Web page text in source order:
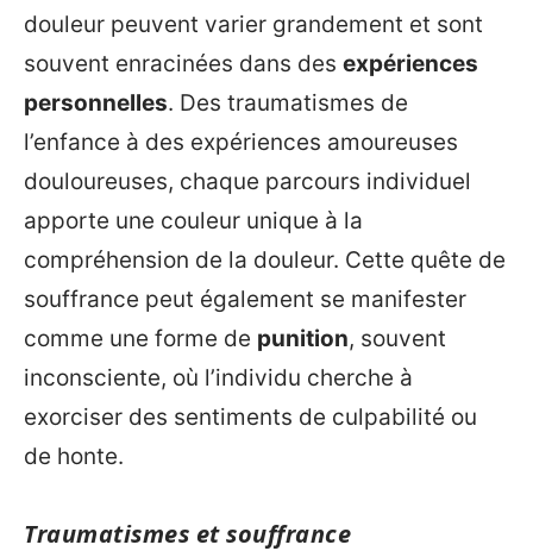
douleur peuvent varier grandement et sont
souvent enracinées dans des expériences
personnelles. Des traumatismes de
l’enfance à des expériences amoureuses
douloureuses, chaque parcours individuel
apporte une couleur unique à la
compréhension de la douleur. Cette quête de
souffrance peut également se manifester
comme une forme de punition, souvent
inconsciente, où l’individu cherche à
exorciser des sentiments de culpabilité ou
de honte.
Traumatismes et souffrance